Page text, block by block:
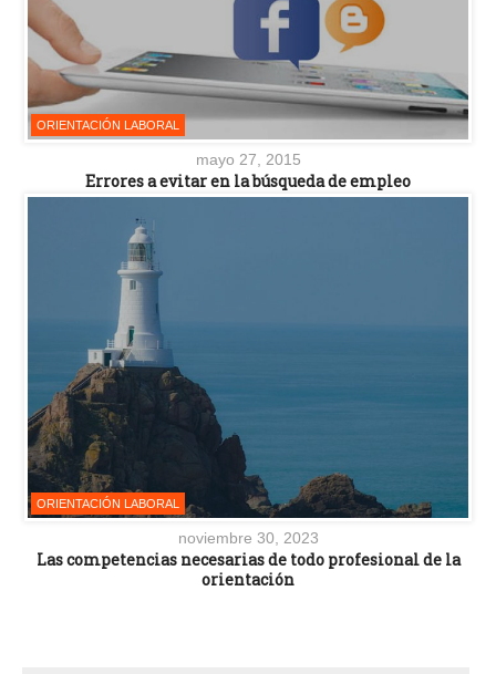
ORIENTACIÓN LABORAL
mayo 27, 2015
Errores a evitar en la búsqueda de empleo
ORIENTACIÓN LABORAL
noviembre 30, 2023
Las competencias necesarias de todo profesional de la
orientación